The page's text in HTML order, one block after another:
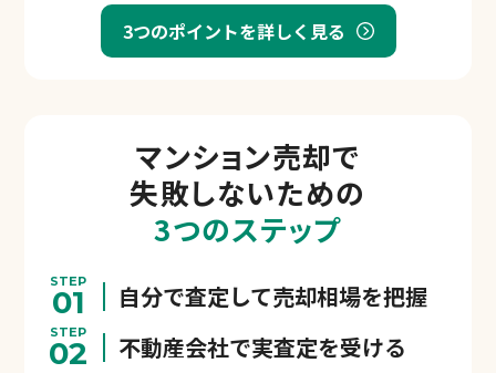
3つのポイントを詳しく見る
マンション売却で
失敗しないための
3つのステップ
STEP
01 自分で査定して売却相場を把握
STEP
02 不動産会社で実査定を受ける